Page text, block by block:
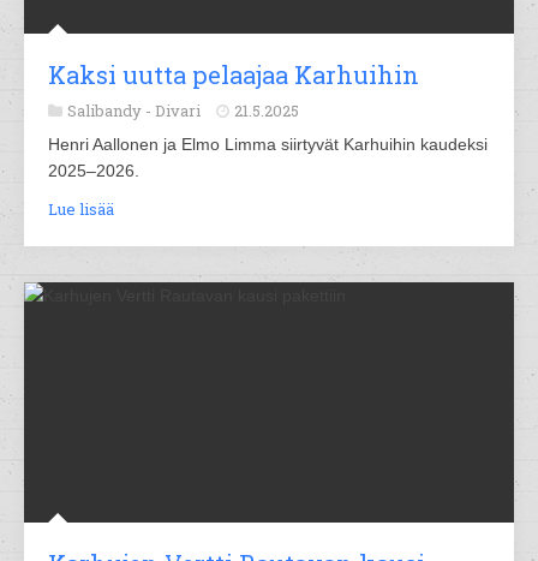
Kaksi uutta pelaajaa Karhuihin
Salibandy - Divari 21.5.2025
Henri Aallonen ja Elmo Limma siirtyvät Karhuihin kaudeksi
2025–2026.
Lue lisää